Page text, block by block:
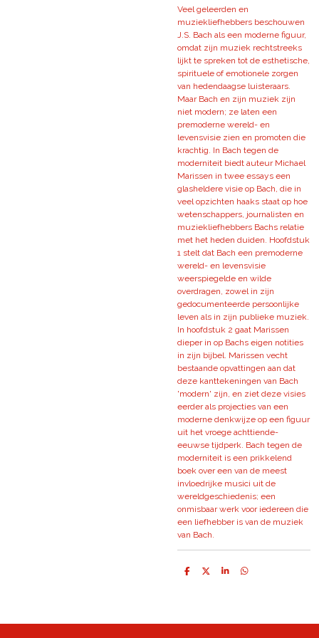
Veel geleerden en
muziekliefhebbers beschouwen
J.S. Bach als een moderne figuur,
omdat zijn muziek rechtstreeks
lijkt te spreken tot de esthetische,
spirituele of emotionele zorgen
van hedendaagse luisteraars.
Maar Bach en zijn muziek zijn
niet modern; ze laten een
premoderne wereld- en
levensvisie zien en promoten die
krachtig. In Bach tegen de
moderniteit biedt auteur Michael
Marissen in twee essays een
glasheldere visie op Bach, die in
veel opzichten haaks staat op hoe
wetenschappers, journalisten en
muziekliefhebbers Bachs relatie
met het heden duiden. Hoofdstuk
1 stelt dat Bach een premoderne
wereld- en levensvisie
weerspiegelde en wilde
overdragen, zowel in zijn
gedocumenteerde persoonlijke
leven als in zijn publieke muziek.
In hoofdstuk 2 gaat Marissen
dieper in op Bachs eigen notities
in zijn bijbel. Marissen vecht
bestaande opvattingen aan dat
deze kanttekeningen van Bach
'modern' zijn, en ziet deze visies
eerder als projecties van een
moderne denkwijze op een figuur
uit het vroege achttiende-
eeuwse tijdperk. Bach tegen de
moderniteit is een prikkelend
boek over een van de meest
invloedrijke musici uit de
wereldgeschiedenis; een
onmisbaar werk voor iedereen die
een liefhebber is van de muziek
van Bach.
D
D
S
D